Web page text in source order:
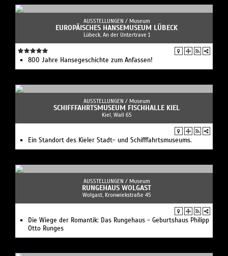
AUSSTELLUNGEN / Museum
EUROPÄISCHES HANSEMUSEUM LÜBECK
Lübeck, An der Untertrave 1
800 Jahre Hansegeschichte zum Anfassen!
AUSSTELLUNGEN / Museum
SCHIFFFAHRTSMUSEUM FISCHHALLE KIEL
Kiel, Wall 65
Ein Standort des Kieler Stadt- und Schifffahrtsmuseums.
AUSSTELLUNGEN / Museum
RUNGEHAUS WOLGAST
Wolgast, Kronwiekstraße 45
Die Wiege der Romantik: Das Rungehaus - Geburtshaus Philipp
Otto Runges